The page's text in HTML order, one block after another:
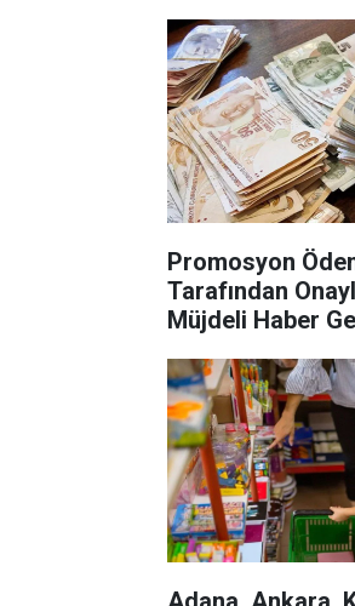
Promosyon
Tarafından
Müjdeli Haber